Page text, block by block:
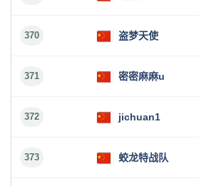
370 盗梦天使
371 密密麻麻u
372 jichuan1
373 蛟龙特战队